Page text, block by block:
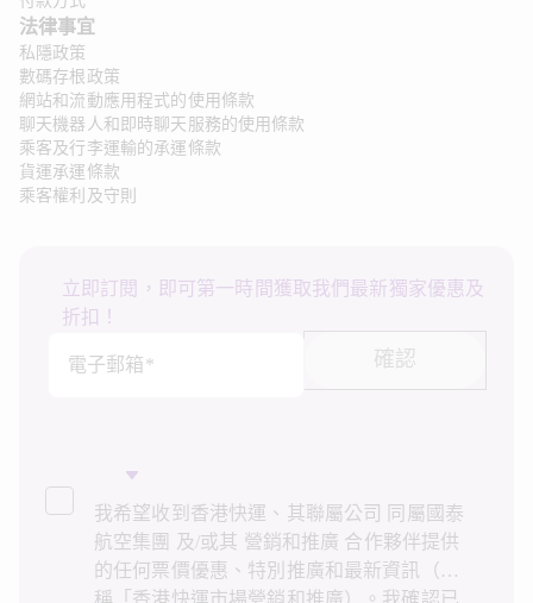
法律事宜
私隱政策
數碼存根政策
網站和流動應用程式的使用條款
聊天機器人和即時聊天服務的使用條款
乘客及行李運輸的承運條款
貨運承運條款
乘客權利及守則
立即訂閱，即可第一時間獲取我們最新獨家優惠及
折扣！
電子郵箱*
確認
我希望收到香港快運、其聯屬公司 同屬國泰
航空集團 及/或其 營銷和推廣 合作夥伴提供
的任何票價優惠、特別推廣和最新資訊（統